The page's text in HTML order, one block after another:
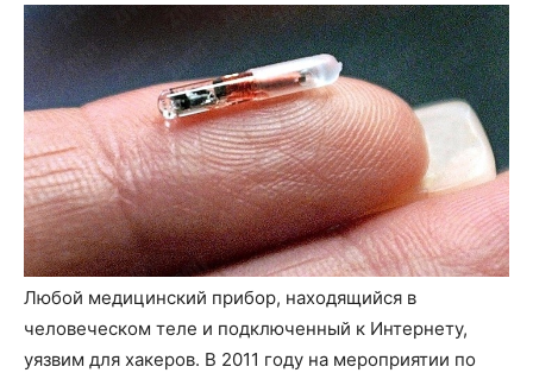
Любой медицинский прибор, находящийся в
человеческом теле и подключенный к Интернету,
уязвим для хакеров. В 2011 году на мероприятии по